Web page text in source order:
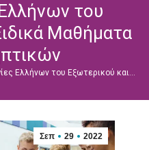
του
Μαθήματα
Ελλήνων του Εξωτερικού και…
Σεπ 29 2022